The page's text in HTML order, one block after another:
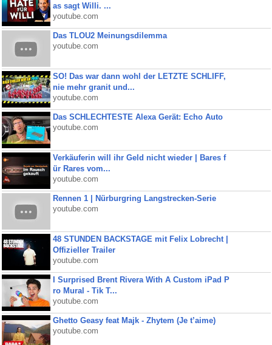
as sagt Willi. ...
youtube.com
Das TLOU2 Meinungsdilemma
youtube.com
SO! Das war dann wohl der LETZTE SCHLIFF,
nie mehr granit und...
youtube.com
Das SCHLECHTESTE Alexa Gerät: Echo Auto
youtube.com
Verkäuferin will ihr Geld nicht wieder | Bares f
ür Rares vom...
youtube.com
Rennen 1 | Nürburgring Langstrecken-Serie
youtube.com
48 STUNDEN BACKSTAGE mit Felix Lobrecht |
Offizieller Trailer
youtube.com
I Surprised Brent Rivera With A Custom iPad P
ro Mural - Tik T...
youtube.com
Ghetto Geasy feat Majk - Zhytem (Je t’aime)
youtube.com